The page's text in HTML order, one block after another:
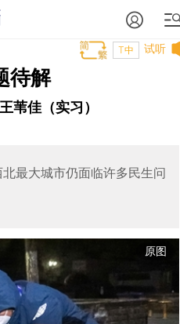
试听
T中
待解
苇佳（实习）
最大城市仍面临许多民生问
原图